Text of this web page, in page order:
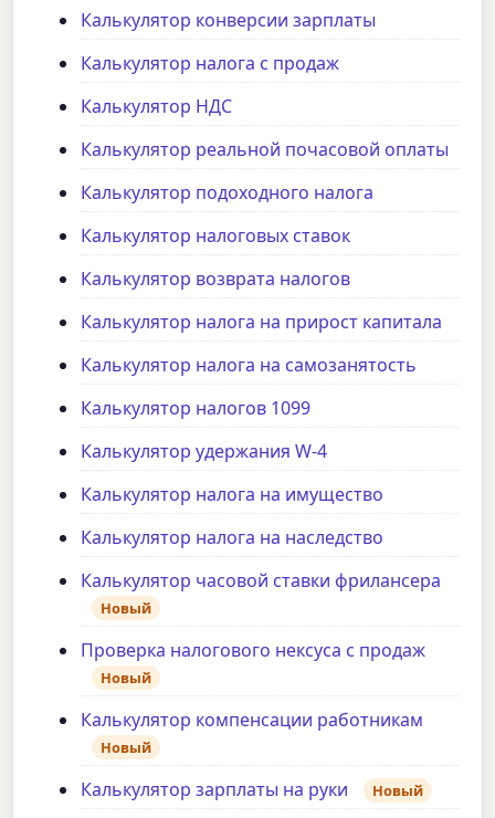
Калькулятор конверсии зарплаты
Калькулятор налога с продаж
Калькулятор НДС
Калькулятор реальной почасовой оплаты
Калькулятор подоходного налога
Калькулятор налоговых ставок
Калькулятор возврата налогов
Калькулятор налога на прирост капитала
Калькулятор налога на самозанятость
Калькулятор налогов 1099
Калькулятор удержания W-4
Калькулятор налога на имущество
Калькулятор налога на наследство
Калькулятор часовой ставки фрилансера
Новый
Проверка налогового нексуса с продаж
Новый
Калькулятор компенсации работникам
Новый
Калькулятор зарплаты на руки Новый